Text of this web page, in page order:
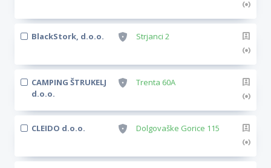
BlackStork, d.o.o. Strjanci 2
CAMPING ŠTRUKELJ
d.o.o.
Trenta 60A
CLEIDO d.o.o. Dolgovaške Gorice 115